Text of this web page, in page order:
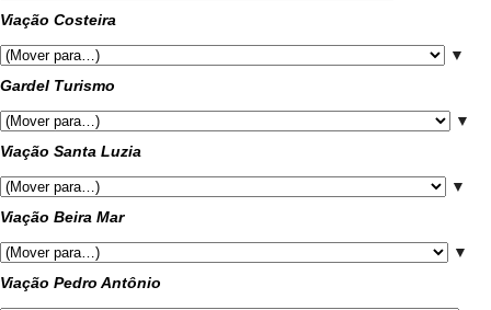
Viação Costeira
▼
Gardel Turismo
▼
Viação Santa Luzia
▼
Viação Beira Mar
▼
Viação Pedro Antônio